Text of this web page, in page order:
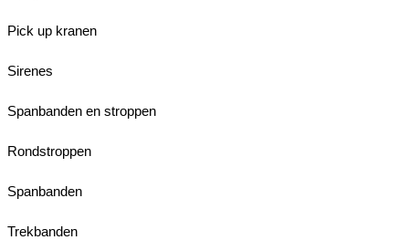
Pick up kranen
Sirenes
Spanbanden en stroppen
Rondstroppen
Spanbanden
Trekbanden